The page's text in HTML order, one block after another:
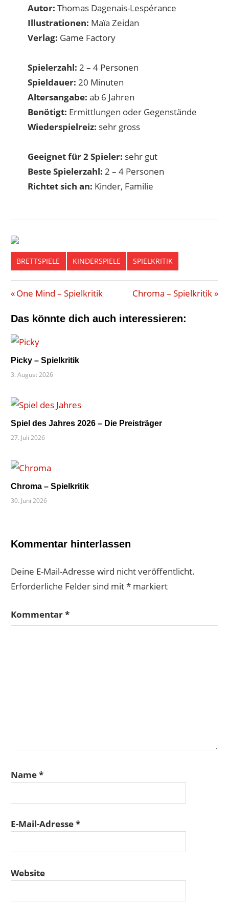
Autor: Thomas Dagenais-Lespérance
Illustrationen: Maïa Zeidan
Verlag: Game Factory
Spielerzahl: 2 – 4 Personen
Spieldauer: 20 Minuten
Altersangabe: ab 6 Jahren
Benötigt: Ermittlungen oder Gegenstände
Wiederspielreiz: sehr gross
Geeignet für 2 Spieler: sehr gut
Beste Spielerzahl: 2 – 4 Personen
Richtet sich an: Kinder, Familie
BRETTSPIELE KINDERSPIELE SPIELKRITIK
GAME
KINDERSPIEL
ZAUBERER
Beitragsnavigation
Vorheriger
One Mind – Spielkritik
Nächster
Chroma – Spielkritik
Das könnte dich auch interessieren:
Picky – Spielkritik
3. August 2026
Spiel des Jahres 2026 – Die Preisträger
27. Juli 2026
Chroma – Spielkritik
30. Juni 2026
Kommentar hinterlassen
Deine E-Mail-Adresse wird nicht veröffentlicht.
Erforderliche Felder sind mit* markiert
Kommentar*
Name*
E-Mail-Adresse*
Website